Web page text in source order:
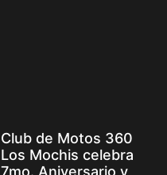
Club de Motos 360
Los Mochis celebra
7mo. Aniversario y